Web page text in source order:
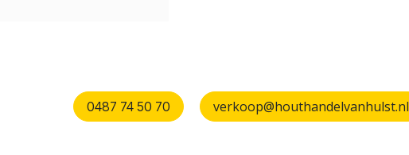
verkoop@houthandelvanhulst.nl
0487 74 50 70